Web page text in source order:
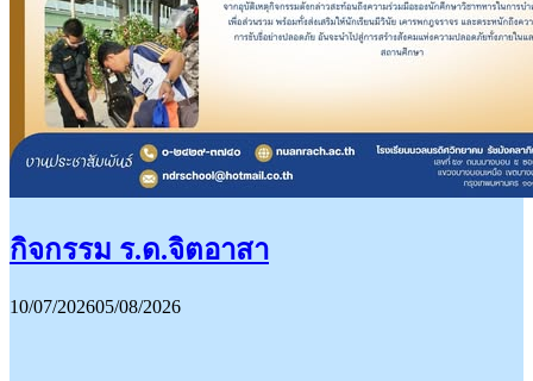
กิจกรรม ร.ด.จิตอาสา
10/07/202605/08/2026